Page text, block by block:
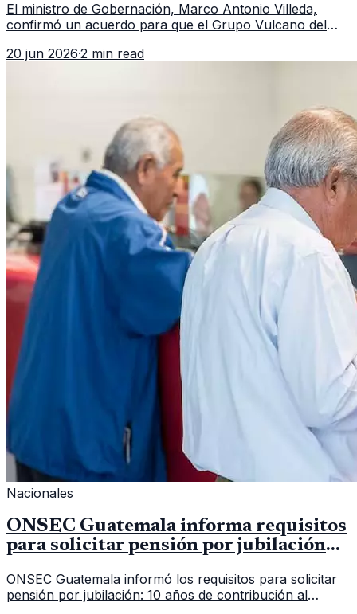
El ministro de Gobernación, Marco Antonio Villeda,
confirmó un acuerdo para que el Grupo Vulcano del
fallido con la administración anterior del Ministerio
20 jun 2026·2 min read
Nacionales
ONSEC Guatemala informa requisitos
para solicitar pensión por jubilación
ONSEC Guatemala informó los requisitos para solicitar
pensión por jubilación: 10 años de contribución al